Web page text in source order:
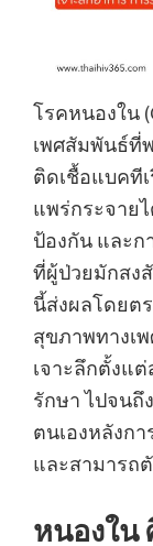
โรคหนองใน
เพศสัมพันธ์ที่
ติดเชื้อแบคทีเ
แพร่กระจาย
ป้องกัน และก
ที่ผู้ป่วยมักสง
นี้ส่งผลโดยต
สุขภาพทางเ
เจาะลึกตั้งแ
รักษา ไปจนถึ
ตนเองหลังก
และสามารถ
หนองใน